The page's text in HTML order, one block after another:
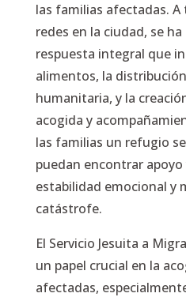
las familias afectadas. A
redes en la ciudad, se
respuesta integral que
alimentos, la
humanitaria, y la
acogida y
las familias un refugio
puedan encontrar apoyo
estabilidad emocional y
catástrofe.
El Servicio Jesuita a
un papel crucial en la
afectadas,